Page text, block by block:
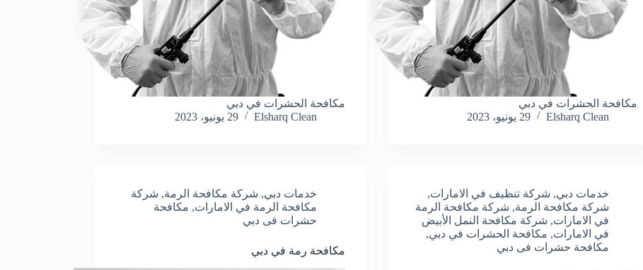
مكافحة الحشرات في دبي
Elsharq Clean
29 يونيو، 2023
مكافحة الحشرات في دبي
Elsharq Clean
29 يونيو، 2023
خدمات دبي, شركة تنظيف في الامارات,
شركة مكافحة الرمة, شركة مكافحة الرمة
في الامارات, شركة مكافحة النمل الأبيض
في الامارات, مكافحة الحشرات في دبي,
مكافحة حشرات فى دبي
خدمات دبي, شركة مكافحة الرمة, شركة
مكافحة الرمة في الامارات, مكافحة
حشرات فى دبي
مكافحة رمة في دبي